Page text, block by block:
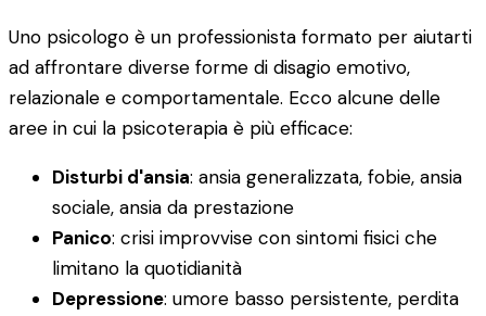
Uno psicologo è un professionista formato per aiutarti
ad affrontare diverse forme di disagio emotivo,
relazionale e comportamentale. Ecco alcune delle
aree in cui la psicoterapia è più efficace:
Disturbi d'ansia: ansia generalizzata, fobie, ansia
sociale, ansia da prestazione
Panico: crisi improvvise con sintomi fisici che
limitano la quotidianità
Depressione: umore basso persistente, perdita